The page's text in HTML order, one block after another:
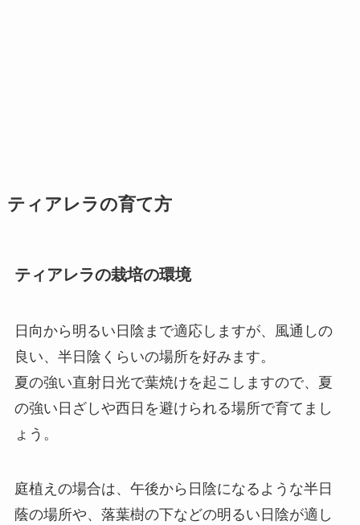
ティアレラの育て方
ティアレラの栽培の環境
日向から明るい日陰まで適応しますが、風通しの
良い、半日陰くらいの場所を好みます。
夏の強い直射日光で葉焼けを起こしますので、夏
の強い日ざしや西日を避けられる場所で育てまし
ょう。
庭植えの場合は、午後から日陰になるような半日
蔭の場所や、落葉樹の下などの明るい日陰が適し